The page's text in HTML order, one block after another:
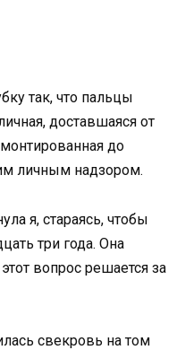
так, что пальцы
доставшаяся от
до
личным надзором.
я, стараясь, чтобы
три года. Она
вопрос решается за
свекровь на том